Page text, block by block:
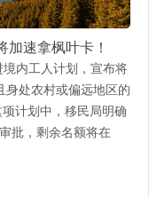
速拿枫叶卡！
内工人计划，宣布将
处农村或偏远地区的
计划中，移民局明确
批，剩余名额将在